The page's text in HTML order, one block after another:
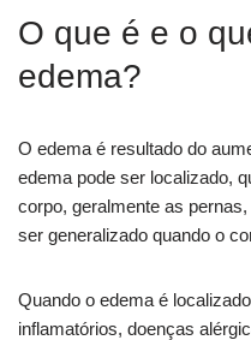
O que é e o
edema?
O edema é resultado do
edema pode ser localizado,
corpo, geralmente as
ser generalizado quando o
Quando o edema é
inflamatórios, doenças